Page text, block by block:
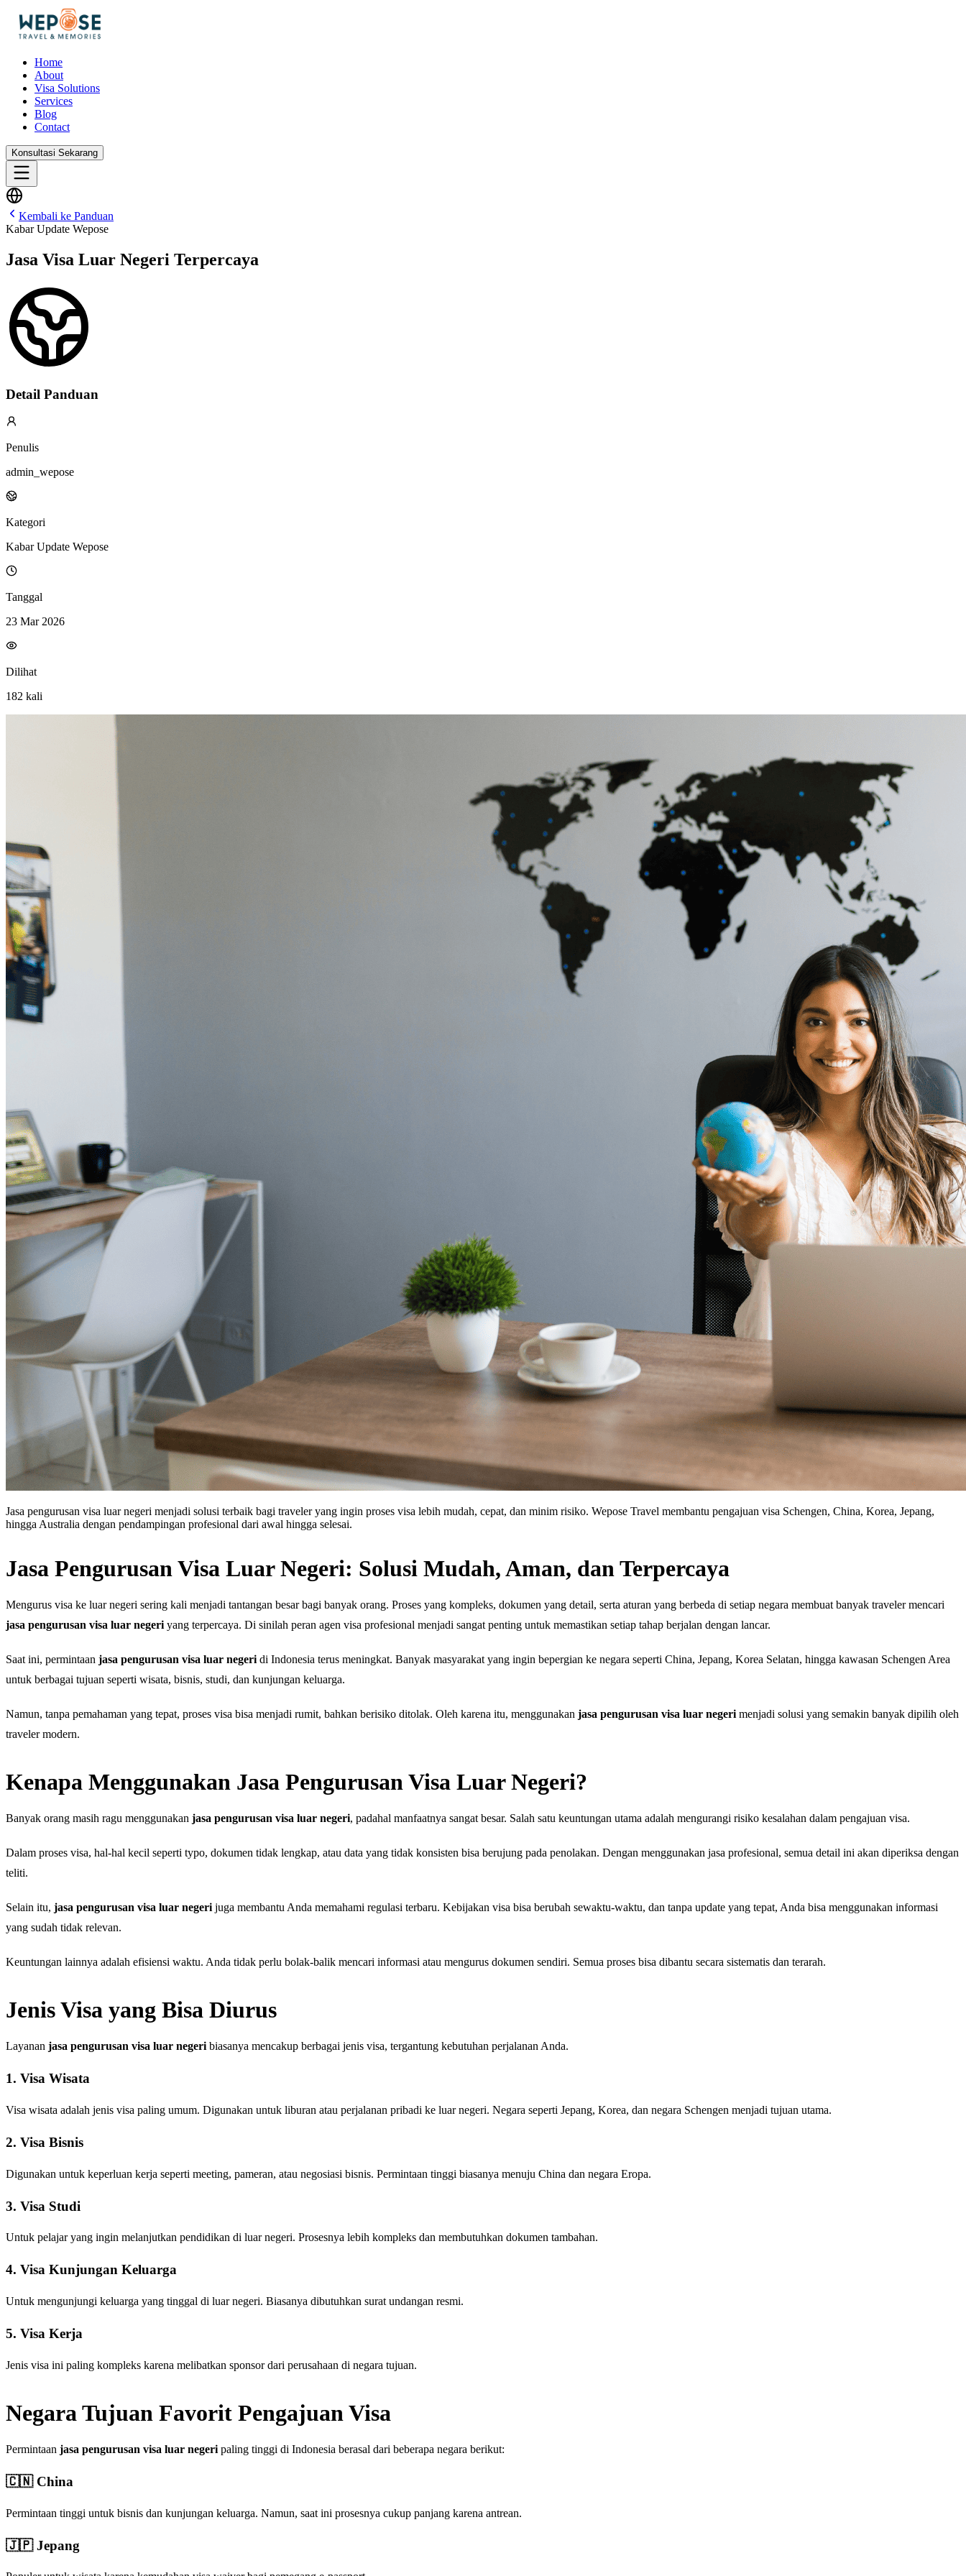
Home
About
Visa Solutions
Services
Blog
Contact
Konsultasi Sekarang
Kembali ke Panduan
Kabar Update Wepose
Jasa Visa Luar Negeri Terpercaya
Detail Panduan
Penulis
admin_wepose
Kategori
Kabar Update Wepose
Tanggal
23 Mar 2026
Dilihat
182 kali
Jasa pengurusan visa luar negeri menjadi solusi terbaik bagi traveler yang ingin proses visa lebih mudah, cepat, dan minim risiko. Wepose Travel membantu pengajuan visa Schengen, China, Korea, Jepang,
hingga Australia dengan pendampingan profesional dari awal hingga selesai.
Jasa Pengurusan Visa Luar Negeri: Solusi Mudah, Aman, dan Terpercaya
Mengurus visa ke luar negeri sering kali menjadi tantangan besar bagi banyak orang. Proses yang kompleks, dokumen yang detail, serta aturan yang berbeda di setiap negara membuat banyak traveler mencari
jasa pengurusan visa luar negeri yang terpercaya. Di sinilah peran agen visa profesional menjadi sangat penting untuk memastikan setiap tahap berjalan dengan lancar.
Saat ini, permintaan jasa pengurusan visa luar negeri di Indonesia terus meningkat. Banyak masyarakat yang ingin bepergian ke negara seperti China, Jepang, Korea Selatan, hingga kawasan Schengen Area
untuk berbagai tujuan seperti wisata, bisnis, studi, dan kunjungan keluarga.
Namun, tanpa pemahaman yang tepat, proses visa bisa menjadi rumit, bahkan berisiko ditolak. Oleh karena itu, menggunakan jasa pengurusan visa luar negeri menjadi solusi yang semakin banyak dipilih oleh
traveler modern.
Kenapa Menggunakan Jasa Pengurusan Visa Luar Negeri?
Banyak orang masih ragu menggunakan jasa pengurusan visa luar negeri, padahal manfaatnya sangat besar. Salah satu keuntungan utama adalah mengurangi risiko kesalahan dalam pengajuan visa.
Dalam proses visa, hal-hal kecil seperti typo, dokumen tidak lengkap, atau data yang tidak konsisten bisa berujung pada penolakan. Dengan menggunakan jasa profesional, semua detail ini akan diperiksa dengan
teliti.
Selain itu, jasa pengurusan visa luar negeri juga membantu Anda memahami regulasi terbaru. Kebijakan visa bisa berubah sewaktu-waktu, dan tanpa update yang tepat, Anda bisa menggunakan informasi
yang sudah tidak relevan.
Keuntungan lainnya adalah efisiensi waktu. Anda tidak perlu bolak-balik mencari informasi atau mengurus dokumen sendiri. Semua proses bisa dibantu secara sistematis dan terarah.
Jenis Visa yang Bisa Diurus
Layanan jasa pengurusan visa luar negeri biasanya mencakup berbagai jenis visa, tergantung kebutuhan perjalanan Anda.
1. Visa Wisata
Visa wisata adalah jenis visa paling umum. Digunakan untuk liburan atau perjalanan pribadi ke luar negeri. Negara seperti Jepang, Korea, dan negara Schengen menjadi tujuan utama.
2. Visa Bisnis
Digunakan untuk keperluan kerja seperti meeting, pameran, atau negosiasi bisnis. Permintaan tinggi biasanya menuju China dan negara Eropa.
3. Visa Studi
Untuk pelajar yang ingin melanjutkan pendidikan di luar negeri. Prosesnya lebih kompleks dan membutuhkan dokumen tambahan.
4. Visa Kunjungan Keluarga
Untuk mengunjungi keluarga yang tinggal di luar negeri. Biasanya dibutuhkan surat undangan resmi.
5. Visa Kerja
Jenis visa ini paling kompleks karena melibatkan sponsor dari perusahaan di negara tujuan.
Negara Tujuan Favorit Pengajuan Visa
Permintaan jasa pengurusan visa luar negeri paling tinggi di Indonesia berasal dari beberapa negara berikut:
🇨🇳 China
Permintaan tinggi untuk bisnis dan kunjungan keluarga. Namun, saat ini prosesnya cukup panjang karena antrean.
🇯🇵 Jepang